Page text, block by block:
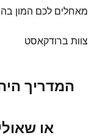
מאחלים לכם המון
צוות ברודקאסט
המדריך
או